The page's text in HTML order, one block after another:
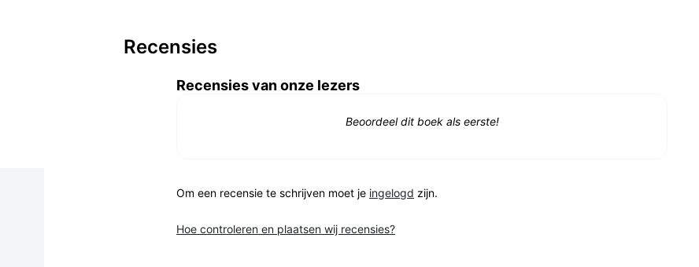
Recensies
Recensies van onze lezers
Beoordeel dit boek als eerste!
Om een recensie te schrijven moet je ingelogd zijn.
Hoe controleren en plaatsen wij recensies?